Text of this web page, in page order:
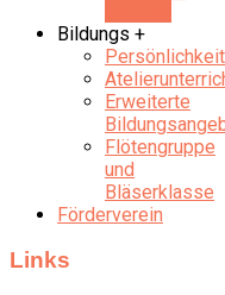
Bildungs +
Erweiterte
Flötengruppe
und
Bläserklasse
Förderverein
Links